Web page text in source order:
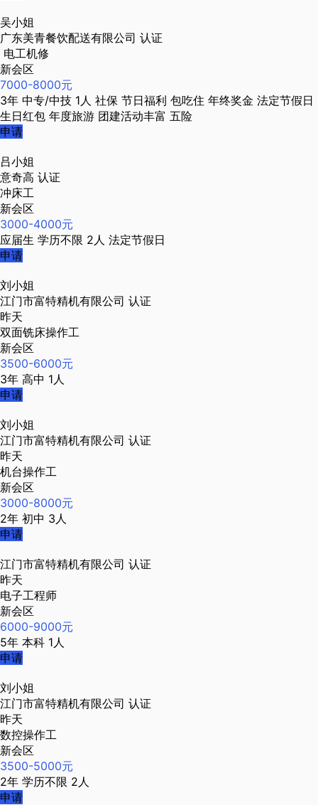
吴小姐
广东美青餐饮配送有限公司 认证
电工机修
新会区
7000-8000元
3年 中专/中技 1人 社保 节日福利 包吃住 年终奖金 法定节假日
生日红包 年度旅游 团建活动丰富 五险
申请
吕小姐
意奇高 认证
冲床工
新会区
3000-4000元
应届生 学历不限 2人 法定节假日
申请
刘小姐
江门市富特精机有限公司 认证
昨天
双面铣床操作工
新会区
3500-6000元
3年 高中 1人
申请
刘小姐
江门市富特精机有限公司 认证
昨天
机台操作工
新会区
3000-8000元
2年 初中 3人
申请
江门市富特精机有限公司 认证
昨天
电子工程师
新会区
6000-9000元
5年 本科 1人
申请
刘小姐
江门市富特精机有限公司 认证
昨天
数控操作工
新会区
3500-5000元
2年 学历不限 2人
申请